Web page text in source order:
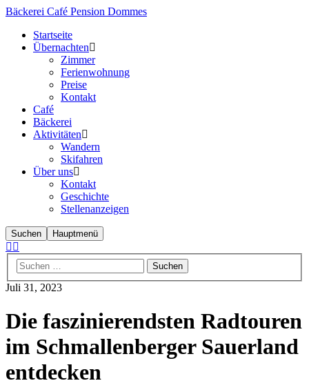
Bäckerei Café Pension Dommes
Startseite
Übernachten
Zimmer
Ferienwohnung
Preise
Kontakt
Café
Bäckerei
Aktivitäten
Wandern
Skifahren
Über uns
Kontakt
Geschichte
Stellenanzeigen
Suchen Hauptmenü
Juli 31, 2023
Die faszinierendsten Radtouren
im Schmallenberger Sauerland
entdecken